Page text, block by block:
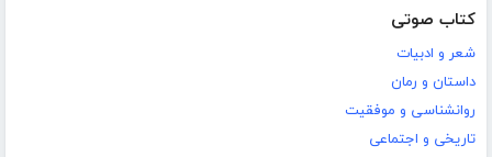
کتاب صوتی
شعر و ادبیات
داستان و رمان
روانشناسی و موفقیت
تاریخی و اجتماعی